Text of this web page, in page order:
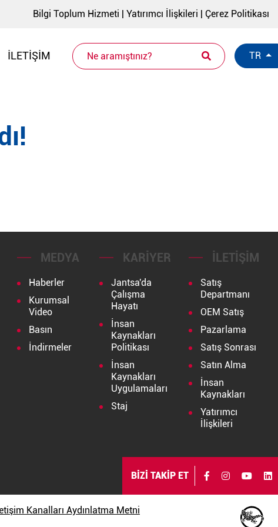
Bilgi Toplum Hizmeti | Yatırımcı İlişkileri | Çerez Politikası
İLETIŞIM TR
MEDYA
Haberler
Kurumsal
Video
Basın
İndirmeler
KARIYER
Jantsa'da
Çalışma
Hayatı
İnsan
Kaynakları
Politikası
İnsan
Kaynakları
Uygulamaları
Staj
İLETIŞIM
Satış
Departmanı
OEM Satış
Pazarlama
Satış Sonrası
Satın Alma
İnsan
Kaynakları
Yatırımcı
İlişkileri
BİZİ TAKİP ET
Kanalları Aydınlatma Metni